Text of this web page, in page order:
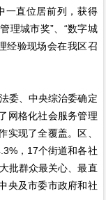
一直位居前列，获得
理城市奖”、“数字城
经验现场会在我区召
委、中央综治委确定
网格化社会服务管理
实现了全覆盖。区、
，17个街道和各社
批群众最关心、最直
央及市委市政府和社